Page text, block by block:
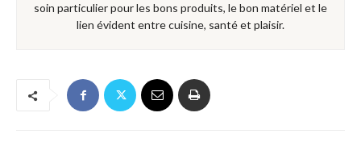
soin particulier pour les bons produits, le bon matériel et le
lien évident entre cuisine, santé et plaisir.